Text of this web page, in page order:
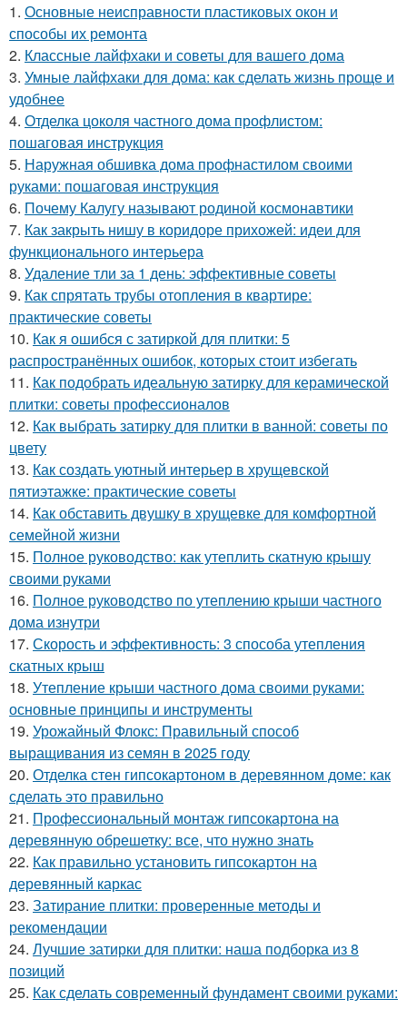
1. Основные неисправности пластиковых окон и
способы их ремонта
2. Классные лайфхаки и советы для вашего дома
3. Умные лайфхаки для дома: как сделать жизнь проще и
удобнее
4. Отделка цоколя частного дома профлистом:
пошаговая инструкция
5. Наружная обшивка дома профнастилом своими
руками: пошаговая инструкция
6. Почему Калугу называют родиной космонавтики
7. Как закрыть нишу в коридоре прихожей: идеи для
функционального интерьера
8. Удаление тли за 1 день: эффективные советы
9. Как спрятать трубы отопления в квартире:
практические советы
10. Как я ошибся с затиркой для плитки: 5
распространённых ошибок, которых стоит избегать
11. Как подобрать идеальную затирку для керамической
плитки: советы профессионалов
12. Как выбрать затирку для плитки в ванной: советы по
цвету
13. Как создать уютный интерьер в хрущевской
пятиэтажке: практические советы
14. Как обставить двушку в хрущевке для комфортной
семейной жизни
15. Полное руководство: как утеплить скатную крышу
своими руками
16. Полное руководство по утеплению крыши частного
дома изнутри
17. Скорость и эффективность: 3 способа утепления
скатных крыш
18. Утепление крыши частного дома своими руками:
основные принципы и инструменты
19. Урожайный Флокс: Правильный способ
выращивания из семян в 2025 году
20. Отделка стен гипсокартоном в деревянном доме: как
сделать это правильно
21. Профессиональный монтаж гипсокартона на
деревянную обрешетку: все, что нужно знать
22. Как правильно установить гипсокартон на
деревянный каркас
23. Затирание плитки: проверенные методы и
рекомендации
24. Лучшие затирки для плитки: наша подборка из 8
позиций
25. Как сделать современный фундамент своими руками: